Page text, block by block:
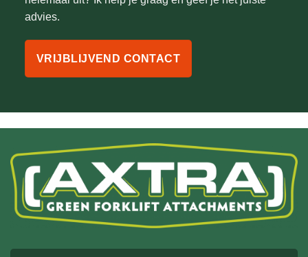
advies.
VRIJBLIJVEND CONTACT